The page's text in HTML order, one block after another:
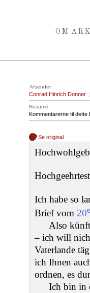
OM
Afsender
Conrad Hinrich Donner
Resumé
Kommentarerne til dette
Se original
Ich habe so
Brief vom 20e
Also
– ich will
Vaterlande
ich Ihnen
ordnen, es
Ich bin in